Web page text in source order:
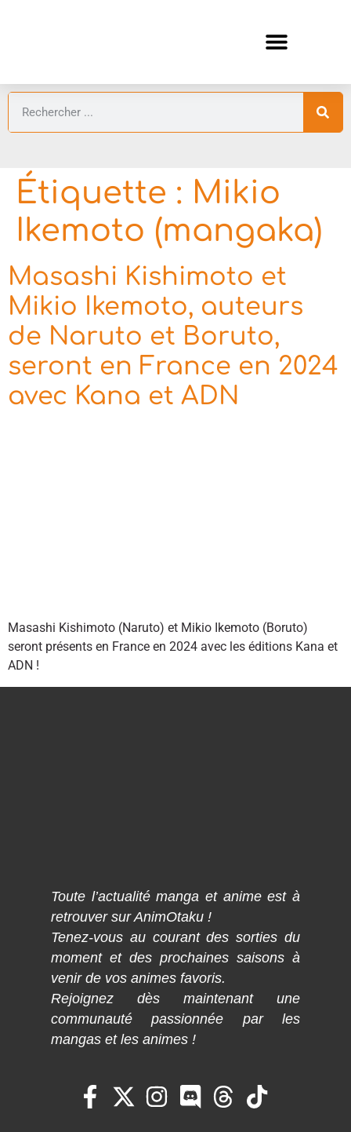
Étiquette : Mikio
Ikemoto (mangaka)
Masashi Kishimoto et
Mikio Ikemoto, auteurs
de Naruto et Boruto,
seront en France en 2024
avec Kana et ADN
Masashi Kishimoto (Naruto) et Mikio Ikemoto (Boruto)
seront présents en France en 2024 avec les éditions Kana et
ADN !
Toute l’actualité manga et anime est à
retrouver sur AnimOtaku !
Tenez-vous au courant des sorties du
moment et des prochaines saisons à
venir de vos animes favoris.
Rejoignez dès maintenant une
communauté passionnée par les
mangas et les animes !